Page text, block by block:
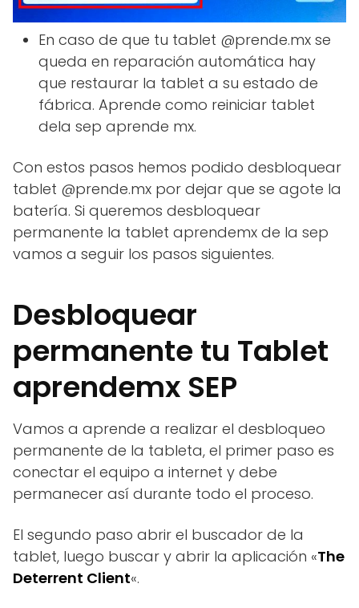
En caso de que tu tablet @prende.mx se
queda en reparación automática hay
que restaurar la tablet a su estado de
fábrica. Aprende como reiniciar tablet
dela sep aprende mx.
Con estos pasos hemos podido desbloquear
tablet @prende.mx por dejar que se agote la
batería. Si queremos desbloquear
permanente la tablet aprendemx de la sep
vamos a seguir los pasos siguientes.
Desbloquear
permanente tu Tablet
aprendemx SEP
Vamos a aprende a realizar el desbloqueo
permanente de la tableta, el primer paso es
conectar el equipo a internet y debe
permanecer así durante todo el proceso.
El segundo paso abrir el buscador de la
tablet, luego buscar y abrir la aplicación «The
Deterrent Client«.